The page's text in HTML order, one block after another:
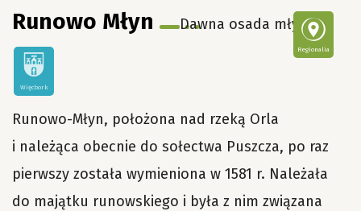
Runowo Młyn
Regionalia
Więcbork
Dawna osada młyńska
Runowo-Młyn, położona nad rzeką Orla
i należąca obecnie do sołectwa Puszcza, po raz
pierwszy została wymieniona w 1581 r. Należała
do majątku runowskiego i była z nim związana